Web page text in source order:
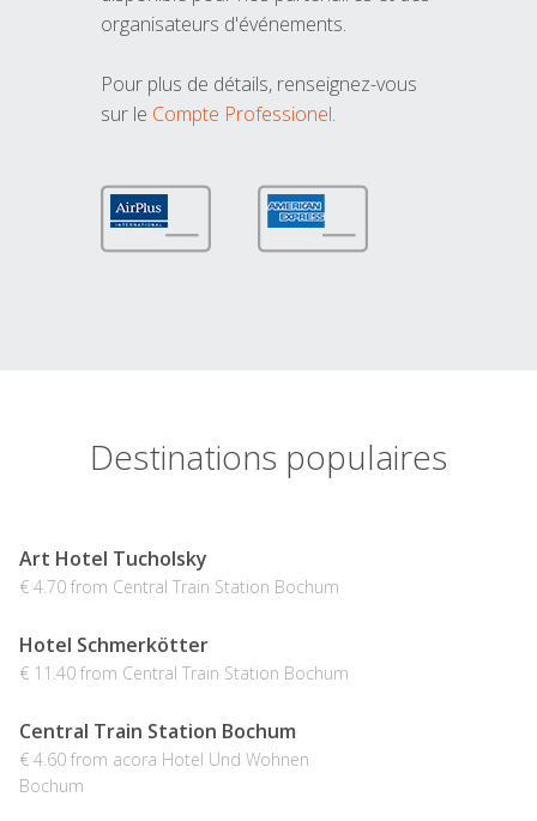
organisateurs d'événements.
Pour plus de détails, renseignez-vous
sur le Compte Professionel.
Destinations populaires
Art Hotel Tucholsky
€ 4.70 from Central Train Station Bochum
Hotel Schmerkötter
€ 11.40 from Central Train Station Bochum
Central Train Station Bochum
€ 4.60 from acora Hotel Und Wohnen
Bochum